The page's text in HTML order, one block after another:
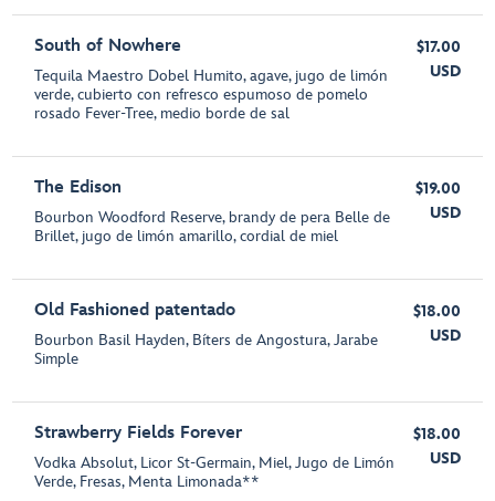
South of Nowhere
Tequila Maestro Dobel Humito, agave, jugo de limón
verde, cubierto con refresco espumoso de pomelo
rosado Fever-Tree, medio borde de sal
$17.00
USD
The Edison
Bourbon Woodford Reserve, brandy de pera Belle de
Brillet, jugo de limón amarillo, cordial de miel
$19.00
USD
Old Fashioned patentado
Bourbon Basil Hayden, Bíters de Angostura, Jarabe
Simple
$18.00
USD
Strawberry Fields Forever
Vodka Absolut, Licor St-Germain, Miel, Jugo de Limón
Verde, Fresas, Menta Limonada**
$18.00
USD